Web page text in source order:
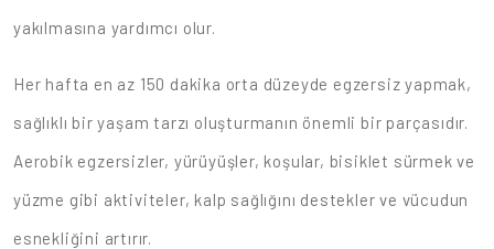
yakılmasına yardımcı olur.
Her hafta en az 150 dakika orta düzeyde egzersiz yapmak,
sağlıklı bir yaşam tarzı oluşturmanın önemli bir parçasıdır.
Aerobik egzersizler, yürüyüşler, koşular, bisiklet sürmek ve
yüzme gibi aktiviteler, kalp sağlığını destekler ve vücudun
esnekliğini artırır.